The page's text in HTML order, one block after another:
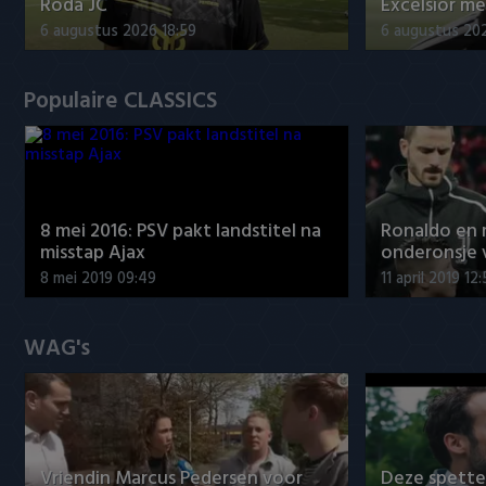
6 augustus 2026 18:59 6 augustus
Populaire CLASSICS
8 mei 2016: PSV pakt landstitel na
misstap Ajax
8 mei 2019 09:49
Ronaldo
onderonsje
11 april 2019
WAG's
Vriendin Marcus Pedersen voor Deze